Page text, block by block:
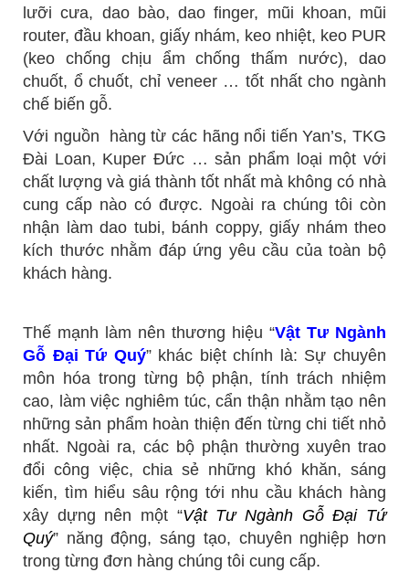
lưỡi cưa, dao bào, dao finger, mũi khoan, mũi
router, đầu khoan, giấy nhám, keo nhiệt, keo PUR
(keo chống chịu ẩm chống thấm nước), dao
chuốt, ổ chuốt, chỉ veneer … tốt nhất cho ngành
chế biến gỗ.
Với nguồn hàng từ các hãng nổi tiến Yan’s, TKG
Đài Loan, Kuper Đức … sản phẩm loại một với
chất lượng và giá thành tốt nhất mà không có nhà
cung cấp nào có được. Ngoài ra chúng tôi còn
nhận làm dao tubi, bánh coppy, giấy nhám theo
kích thước nhằm đáp ứng yêu cầu của toàn bộ
khách hàng.
Thế mạnh làm nên thương hiệu “Vật Tư Ngành
Gỗ Đại Tứ Quý” khác biệt chính là: Sự chuyên
môn hóa trong từng bộ phận, tính trách nhiệm
cao, làm việc nghiêm túc, cẩn thận nhằm tạo nên
những sản phẩm hoàn thiện đến từng chi tiết nhỏ
nhất. Ngoài ra, các bộ phận thường xuyên trao
đổi công việc, chia sẻ những khó khăn, sáng
kiến, tìm hiểu sâu rộng tới nhu cầu khách hàng
xây dựng nên một “Vật Tư Ngành Gỗ Đại Tứ
Quý” năng động, sáng tạo, chuyên nghiệp hơn
trong từng đơn hàng chúng tôi cung cấp.